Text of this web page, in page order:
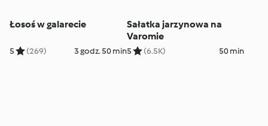
Łosoś w galarecie
5 (269) 3 godz. 50 min
Sałatka jarzynowa na
Varomie
5 (6.5K) 50 min